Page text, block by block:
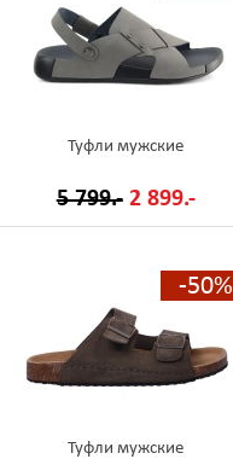
Туфли мужские
5 799.- 2 899.-
-50%
Туфли мужские